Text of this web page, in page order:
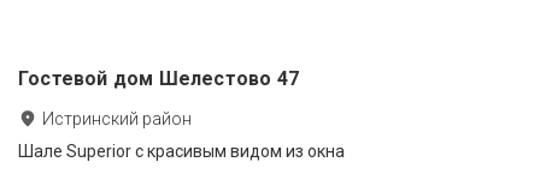
Гостевой дом Шелестово 47
Истринский район
Шале Superior с красивым видом из окна